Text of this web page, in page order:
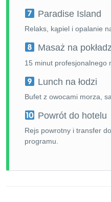
Paradise Island
Relaks, kąpiel i opalanie
Masaż na
15 minut profesjonalnego
Lunch na łodzi
Bufet z owocami morza,
Powrót do hotelu
Rejs powrotny i transfer
programu.